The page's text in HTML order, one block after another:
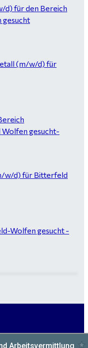
d) für den Bereich
gesucht
(m/w/d) für
gesucht-
w/d) für Bitterfeld
Wolfen gesucht -
d) Kalkulation /